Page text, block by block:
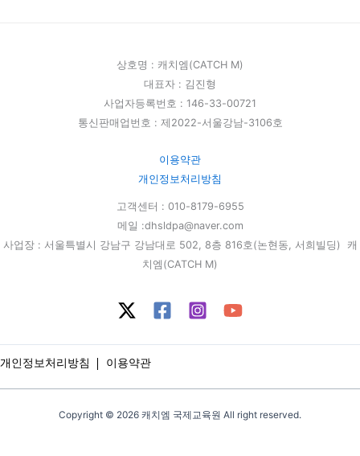
상호명 : 캐치엠(CATCH M)
대표자 : 김진형
사업자등록번호 : 146-33-00721
통신판매업번호 : 제2022-서울강남-3106호
이용약관
개인정보처리방침
고객센터 : 010-8179-6955
메일 :dhsldpa@naver.com
사업장 : 서울특별시 강남구 강남대로 502, 8층 816호(논현동, 서희빌딩) 캐
치엠(CATCH M)
개인정보처리방침 이용약관
Copyright © 2026 캐치엠 국제교육원 All right reserved.